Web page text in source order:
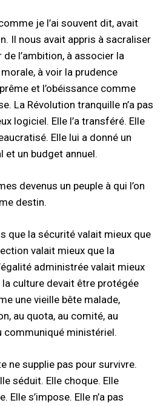
je l’ai souvent dit, avait
Il nous avait appris à sacraliser
de l’ambition, à associer la
à voir la prudence
et l’obéissance comme
La Révolution tranquille n’a pas
logiciel. Elle l’a transféré. Elle
Elle lui a donné un
et un budget annuel.
devenus un peuple à qui l’on
destin.
que la sécurité valait mieux que
valait mieux que la
administrée valait mieux
la culture devait être protégée
une vieille bête malade,
au quota, au comité, au
communiqué ministériel.
ne supplie pas pour survivre.
séduit. Elle choque. Elle
Elle s’impose. Elle n’a pas